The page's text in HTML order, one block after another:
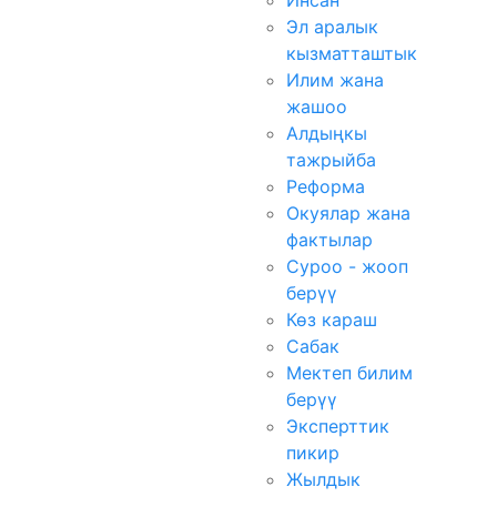
Эл аралык
кызматташтык
Илим жана
жашоо
Алдыңкы
тажрыйба
Реформа
Окуялар жана
фактылар
Суроо - жооп
берүү
Көз караш
Сабак
Мектеп билим
берүү
Эксперттик
пикир
Жылдык